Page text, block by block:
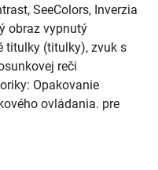
SeeColors, Inverzia
obraz vypnutý
titulky (titulky), zvuk s
reči
Opakovanie
ovládania. pre